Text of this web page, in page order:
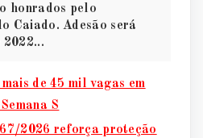
honrados pelo
Caiado. Adesão será
2022...
de 45 mil vagas em
S
2026 reforça proteção